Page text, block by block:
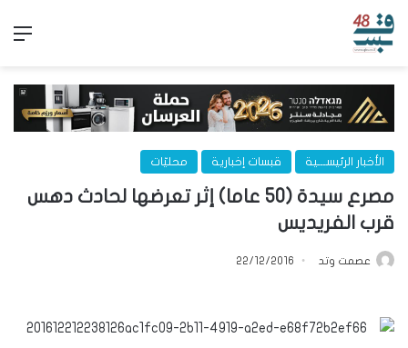
الأخبار الرئيســـية قبسات إخبارية محليّات
مصرع سيدة (50 عاما) إثر تعرضها لحادث دهس
قرب الفريديس
عصمت وتد 22/12/2016